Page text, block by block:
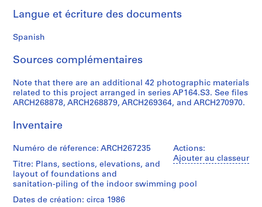
,
9
5
-
2
0
9
P
r
o
Langue et écriture des documents
Spanish
Sources complémentaires
Note that there are an additional 42 photographic materials
related to this project arranged in series AP164.S3. See files
ARCH268878, ARCH268879, ARCH269364, and ARCH270970.
Inventaire
Actions:
Ajouter au classeur
Numéro de réference: ARCH267235
Titre: Plans, sections, elevations, and
layout of foundations and
sanitation-piling of the indoor swimming pool
Dates de création: circa 1986